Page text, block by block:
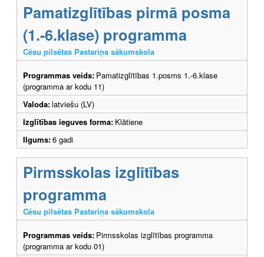
Pamatizglītības pirmā posma
(1.-6.klase) programma
Cēsu pilsētas Pastariņa sākumskola
Programmas veids: Pamatizglītības 1.posms 1.-6.klase
(programma ar kodu 11)
Valoda:latviešu (LV)
Izglītības ieguves forma: Klātiene
Ilgums:6 gadi
Pirmsskolas izglītības
programma
Cēsu pilsētas Pastariņa sākumskola
Programmas veids: Pirmsskolas izglītības programma
(programma ar kodu 01)